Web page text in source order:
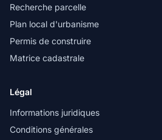
Recherche parcelle
Plan local d'urbanisme
Permis de construire
Matrice cadastrale
Légal
Informations juridiques
Conditions générales